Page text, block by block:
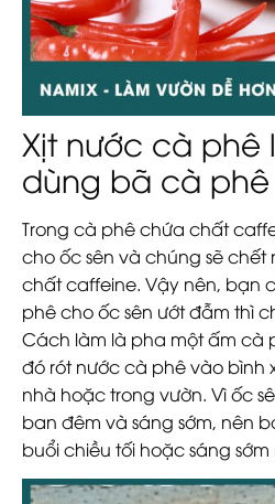
Xịt nước cà phê
dùng bã cà phê
Trong cà phê chứa chất
cho ốc sên và chúng sẽ chết
chất caffeine. Vậy nên, bạn
phê cho ốc sên ướt đẫm thì
Cách làm là pha một ấm cà
đó rót nước cà phê vào bình
nhà hoặc trong vườn. Vì ốc
ban đêm và sáng sớm, nên
buổi chiều tối hoặc sáng sớm